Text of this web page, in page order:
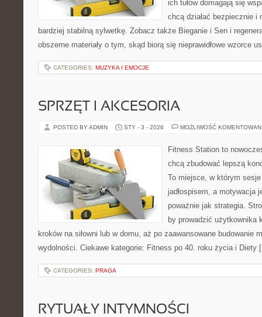
ich tułów domagają się
chcą działać bezpiecznie i
bardziej stabilną sylwetkę. Zobacz także Bieganie i Sen i
obszerne materiały o tym, skąd biorą się nieprawidłowe wzorce
CATEGORIES: MUZYKA I EMOCJE
SPRZĘT I AKCESORIA
POSTED BY ADMIN STY - 3 - 2026 MOŻLIWOŚĆ
Fitness Station to
chcą zbudować lepszą
To miejsce, w którym
jadłospisem, a motywacja
poważnie jak strategia.
by prowadzić użytkownika
kroków na siłowni lub w domu, aż po zaawansowane budowanie
wydolności. Ciekawe kategorie: Fitness po 40. roku życia i Diety
CATEGORIES: PRAGA
RYTUAŁY INTYMNOŚCI